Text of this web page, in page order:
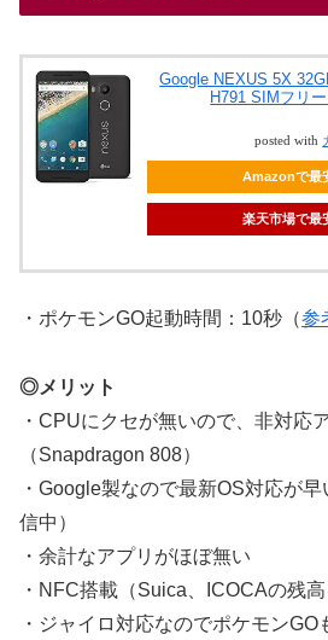
Google NEXUS 5X
H791 SIMフリ
posted with
Amazonで最
楽天市場で最
・ポケモンGO起動時間：10秒（参
◎メリット
・CPUにクセが無いので、非対応
（Snapdragon 808）
・Google製なので最新OS対応が
信中）
・余計なアプリがほぼ無い
・NFC搭載（Suica、ICOCAの残高
・ジャイロ対応なのでポケモンGO